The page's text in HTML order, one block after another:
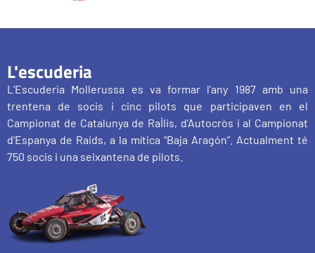
L'escuderia
L’Escuderia Mollerussa es va formar l’any 1987 amb una
trentena de socis i cinc pilots que participaven en el
Campionat de Catalunya de Ral·lis, d’Autocròs i al Campionat
d’Espanya de Raids, a la mítica “Baja Aragón”. Actualment té
750 socis i una seixantena de pilots.